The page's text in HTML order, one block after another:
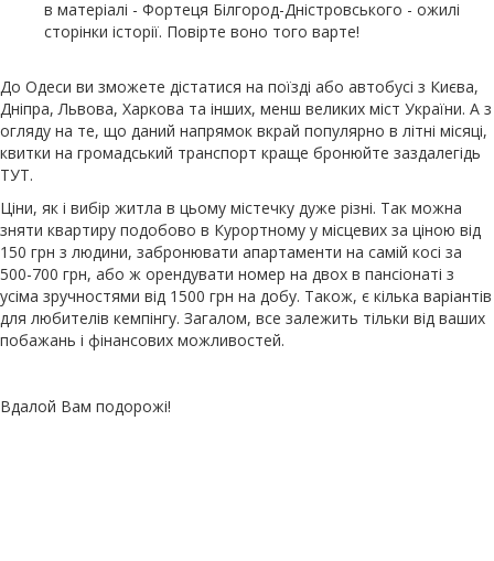
в матеріалі - Фортеця Білгород-Дністровського - ожилі
сторінки історії. Повірте воно того варте!
До Одеси ви зможете дістатися на поїзді або автобусі з Києва,
Дніпра, Львова, Харкова та інших, менш великих міст України. А з
огляду на те, що даний напрямок вкрай популярно в літні місяці,
квитки на громадський транспорт краще бронюйте заздалегідь
ТУТ.
Ціни, як і вибір житла в цьому містечку дуже різні. Так можна
зняти квартиру подобово в Курортному у місцевих за ціною від
150 грн з людини, забронювати апартаменти на самій косі за
500-700 грн, або ж орендувати номер на двох в пансіонаті з
усіма зручностями від 1500 грн на добу. Також, є кілька варіантів
для любителів кемпінгу. Загалом, все залежить тільки від ваших
побажань і фінансових можливостей.
Вдалой Вам подорожі!